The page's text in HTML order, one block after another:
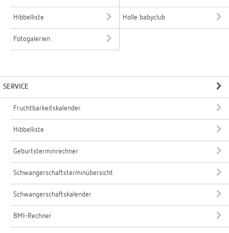
Hibbelliste Holle babyclub
Fotogalerien
SERVICE
Fruchtbarkeitskalender
Hibbelliste
Geburtsterminrechner
Schwangerschaftsterminübersicht
Schwangerschaftskalender
BMI-Rechner